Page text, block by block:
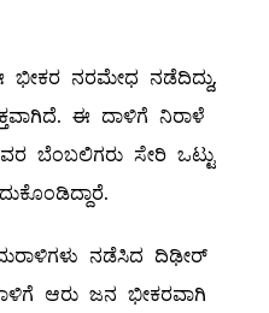
ನರಮೇಧ ನಡೆದಿದ್ದು,
ಈ ದಾಳಿಗೆ ನಿರಾಳೆ
ಬೆಂಬಲಿಗರು ಸೇರಿ ಒಟ್ಟು
ನಡೆಸಿದ ದಿಢೀರ್
ಆರು ಜನ ಭೀಕರವಾಗಿ